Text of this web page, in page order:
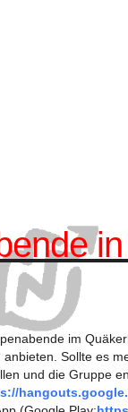
im
Sollte es
und die Gruppe